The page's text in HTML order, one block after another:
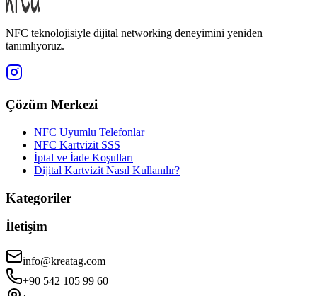
NFC teknolojisiyle dijital networking deneyimini yeniden
tanımlıyoruz.
Çözüm Merkezi
NFC Uyumlu Telefonlar
NFC Kartvizit SSS
İptal ve İade Koşulları
Dijital Kartvizit Nasıl Kullanılır?
Kategoriler
İletişim
info@kreatag.com
+90 542 105 99 60